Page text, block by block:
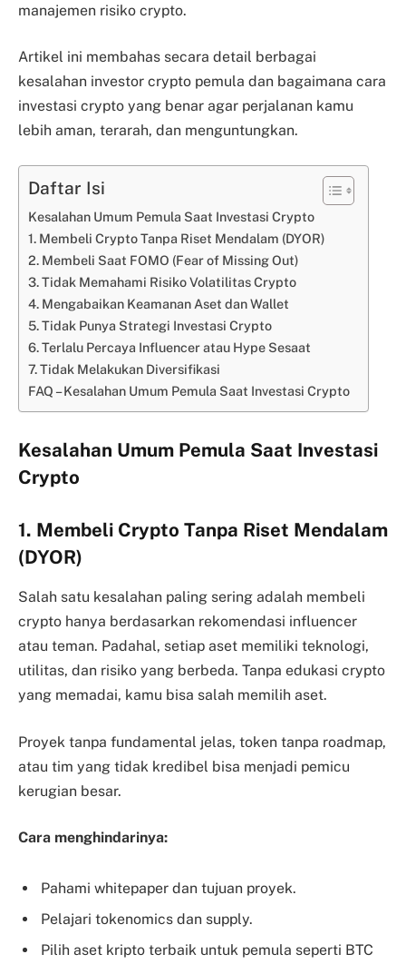
manajemen risiko crypto.
Artikel ini membahas secara detail berbagai
kesalahan investor crypto pemula dan bagaimana cara
investasi crypto yang benar agar perjalanan kamu
lebih aman, terarah, dan menguntungkan.
Daftar Isi
Kesalahan Umum Pemula Saat Investasi Crypto
1. Membeli Crypto Tanpa Riset Mendalam (DYOR)
2. Membeli Saat FOMO (Fear of Missing Out)
3. Tidak Memahami Risiko Volatilitas Crypto
4. Mengabaikan Keamanan Aset dan Wallet
5. Tidak Punya Strategi Investasi Crypto
6. Terlalu Percaya Influencer atau Hype Sesaat
7. Tidak Melakukan Diversifikasi
FAQ – Kesalahan Umum Pemula Saat Investasi Crypto
Kesalahan Umum Pemula Saat Investasi
Crypto
1. Membeli Crypto Tanpa Riset Mendalam
(DYOR)
Salah satu kesalahan paling sering adalah membeli
crypto hanya berdasarkan rekomendasi influencer
atau teman. Padahal, setiap aset memiliki teknologi,
utilitas, dan risiko yang berbeda. Tanpa edukasi crypto
yang memadai, kamu bisa salah memilih aset.
Proyek tanpa fundamental jelas, token tanpa roadmap,
atau tim yang tidak kredibel bisa menjadi pemicu
kerugian besar.
Cara menghindarinya:
Pahami whitepaper dan tujuan proyek.
Pelajari tokenomics dan supply.
Pilih aset kripto terbaik untuk pemula seperti BTC